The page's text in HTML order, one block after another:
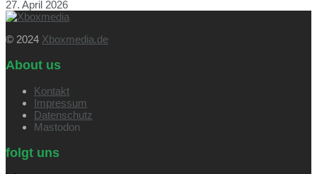
27. April 2026
© 2024 Xboxmedia.de
About us
Kontakt
Impressum
Datenschutz
Mastodon
folgt uns